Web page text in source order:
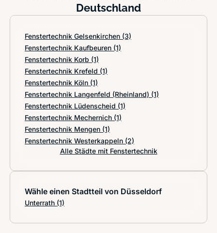
Deutschland
Fenstertechnik Gelsenkirchen (3)
Fenstertechnik Kaufbeuren (1)
Fenstertechnik Korb (1)
Fenstertechnik Krefeld (1)
Fenstertechnik Köln (1)
Fenstertechnik Langenfeld (Rheinland) (1)
Fenstertechnik Lüdenscheid (1)
Fenstertechnik Mechernich (1)
Fenstertechnik Mengen (1)
Fenstertechnik Westerkappeln (2)
Alle Städte mit Fenstertechnik
Wähle einen Stadtteil von Düsseldorf
Unterrath (1)